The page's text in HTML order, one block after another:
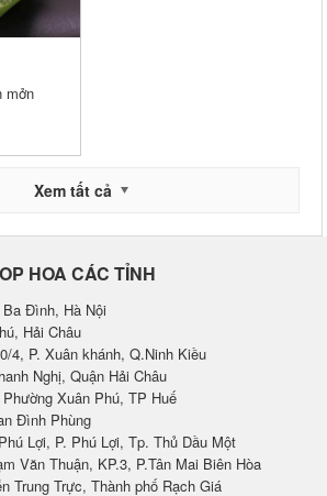
mởn
Xem tất cả
HOA CÁC TỈNH
Đình, Hà Nội
Hải Châu
4, P. Xuân khánh, Q.Ninh Kiều
Nghị, Quận Hải Châu
Xuân Phú, TP Huế
Đình Phùng
Lợi, P. Phú Lợi, Tp. Thủ Dầu Một
Văn Thuận, KP.3, P.Tân Mai Biên Hòa
Trung Trực, Thành phố Rạch Giá